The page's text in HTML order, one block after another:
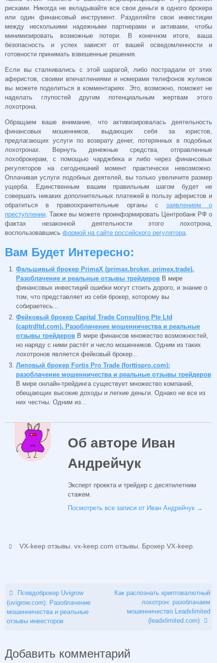
рисками. Никогда не вкладывайте все свои деньги в одного брокера
или один финансовый инструмент. Разделяйте свои инвестиции
между несколькими надежными партнерами и активами, чтобы
минимизировать возможные потери. В конечном итоге, ваша
безопасность и успех зависят от вашей осведомленности и
готовности принимать взвешенные решения.
Если вы сталкивались с этой шарагой, либо пострадали от этих
аферистов, своими впечатлениями и номерами телефонов жуликов
вы можете поделиться в комментариях. Это, возможно, поможет не
наделать глупостей другим потенциальным жертвам этого
лохотрона.
Обращаем ваше внимание, что активизировалась деятельность
финансовых мошенников, выдающих себя за юристов,
предлагающих услуги по возврату денег, потерянных в подобных
лохотронах. Вернуть денежные средства, отправленные
лохоброкерам, с помощью чарджбека и либо через финансовых
регуляторов на сегодняшний момент практически невозможно.
Оплачивая услуги подобных деятелей, вы только увеличите размер
ущерба. Единственным вашим правильным шагом будет не
совершать никаких дополнительных платежей в пользу аферистов и
обратиться в правоохранительные органы с заявлением о
преступлении . Также вы можете проинформировать Центробанк РФ о
фактах незаконной деятельности этого лохотрона,
воспользовавшись формой на сайте российского регулятора
Вам Будет Интересно:
Фальшивый брокер PrimaX (primax.broker, primex.trade).
Разоблачение и реальные отзывы трейдеров В мире
финансовых инвестиций ошибки могут стоить дорого, и знание о
том, что представляет из себя брокер, которому вы
собираетесь...
Фейковый брокер Capital Trade Consulting Pte Ltd
(captrdltd.com). Разоблачение мошенничества и реальные
отзывы трейдеров В мире финансов множество возможностей,
но наряду с ними растёт и число мошенников. Одним из таких
лохотронов является фейковый брокер...
Липовый брокер Fortis Pro Trade (forttispro.com):
разоблачение мошенничества и реальные отзывы трейдеров
В мире онлайн-трейдинга существует множество компаний,
обещающих высокие доходы и легкие деньги. Однако не все из
них честны. Одним из...
Об авторе Иван
Андрейчук
Эксперт проекта и трейдер с десятилетним
стажем.
Посмотреть все записи от Иван Андрейчук →
VX-keep отзывы,vx-keep.com отзывы, Брокер VX-keep.
Псевдоброкер Uvigrow
(uvigrow.com). Разоблачение
мошенничества и реальные
отзывы инвесторов
Как распознать криптовалютный
лохотрон: разоблачаем
мошенничество Leadxlimited
(leadxlimited.com)
Добавить комментарий